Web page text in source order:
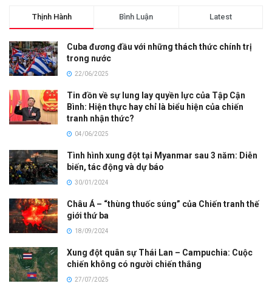
Thịnh Hành Bình Luận Latest
Cuba đương đầu với những thách thức chính trị
trong nước
22/06/2025
Tin đồn về sự lung lay quyền lực của Tập Cận
Bình: Hiện thực hay chỉ là biểu hiện của chiến
tranh nhận thức?
04/06/2025
Tình hình xung đột tại Myanmar sau 3 năm: Diễn
biến, tác động và dự báo
30/01/2024
Châu Á – “thùng thuốc súng” của Chiến tranh thế
giới thứ ba
18/09/2024
Xung đột quân sự Thái Lan – Campuchia: Cuộc
chiến không có người chiến thắng
27/07/2025